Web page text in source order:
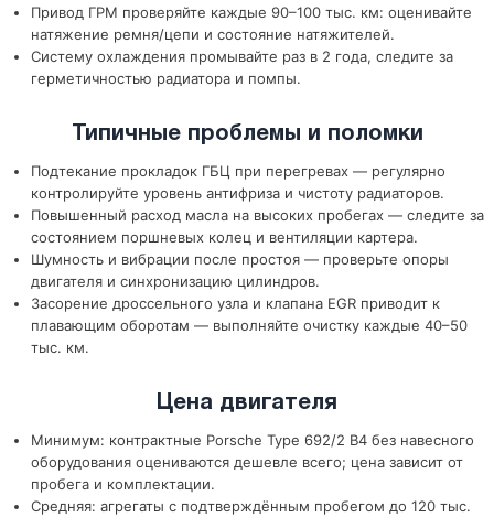
Привод ГРМ проверяйте каждые 90–100 тыс. км: оценивайте
натяжение ремня/цепи и состояние натяжителей.
Систему охлаждения промывайте раз в 2 года, следите за
герметичностью радиатора и помпы.
Типичные проблемы и поломки
Подтекание прокладок ГБЦ при перегревах — регулярно
контролируйте уровень антифриза и чистоту радиаторов.
Повышенный расход масла на высоких пробегах — следите за
состоянием поршневых колец и вентиляции картера.
Шумность и вибрации после простоя — проверьте опоры
двигателя и синхронизацию цилиндров.
Засорение дроссельного узла и клапана EGR приводит к
плавающим оборотам — выполняйте очистку каждые 40–50
тыс. км.
Цена двигателя
Минимум: контрактные Porsche Type 692/2 B4 без навесного
оборудования оцениваются дешевле всего; цена зависит от
пробега и комплектации.
Средняя: агрегаты с подтверждённым пробегом до 120 тыс.